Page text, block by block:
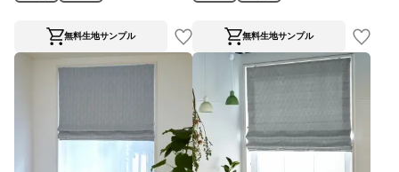
無料生地サンプル 無料生地サンプル